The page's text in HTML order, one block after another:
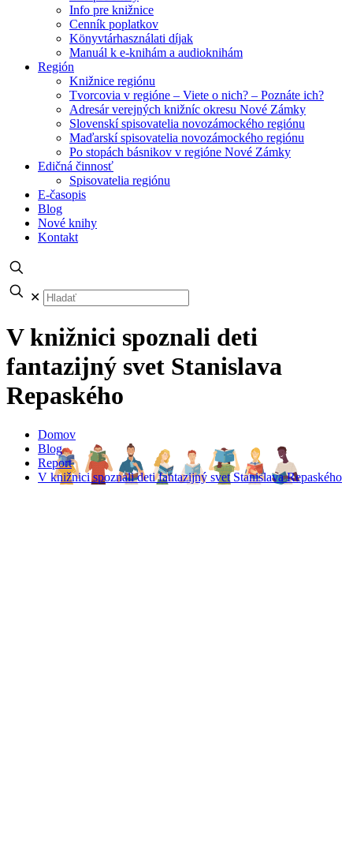
Info pre knižnice
Cenník poplatkov
Könyvtárhasználati díjak
Manuál k e-knihám a audioknihám
Región
Knižnice regiónu
Tvorcovia v regióne – Viete o nich? – Poznáte ich?
Adresár verejných knižníc okresu Nové Zámky
Slovenskí spisovatelia novozámockého regiónu
Maďarskí spisovatelia novozámockého regiónu
Po stopách básnikov v regióne Nové Zámky
Edičná činnosť
Spisovatelia regiónu
E-časopis
Blog
Nové knihy
Kontakt
✕
V knižnici spoznali deti
fantazijný svet Stanislava
Repaského
Domov
Blog
Report
V knižnici spoznali deti fantazijný svet Stanislava Repaského